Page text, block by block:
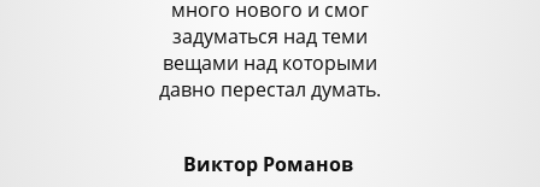
много нового и смог
задуматься над теми
вещами над которыми
давно перестал думать.
Виктор Романов